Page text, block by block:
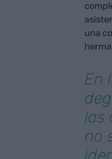
una
En
las
no